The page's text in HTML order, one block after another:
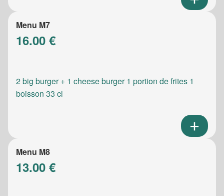
Menu M7
16.00 €
2 big burger + 1 cheese burger 1 portion de frites 1
boisson 33 cl
Menu M8
13.00 €